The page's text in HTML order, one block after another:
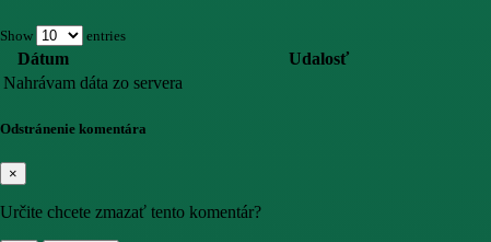
Show entries
Dátum
Udalosť
Nahrávam dáta zo servera
Odstránenie komentára
×
Určite chcete zmazať tento komentár?